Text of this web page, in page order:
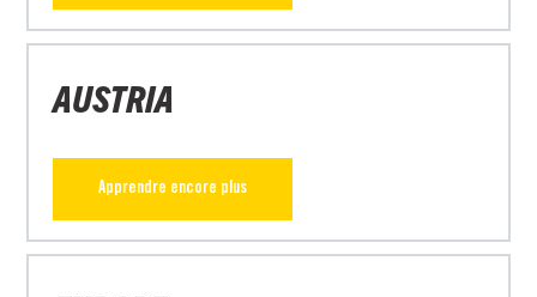
AUSTRIA
Apprendre encore plus